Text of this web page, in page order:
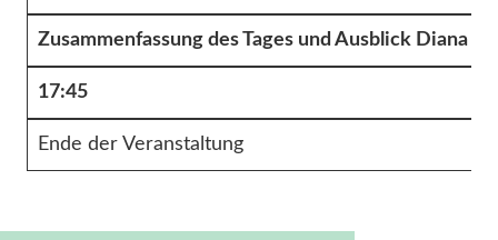
Zusammenfassung des Tages und Ausblick Diana
17:45
Ende der Veranstaltung